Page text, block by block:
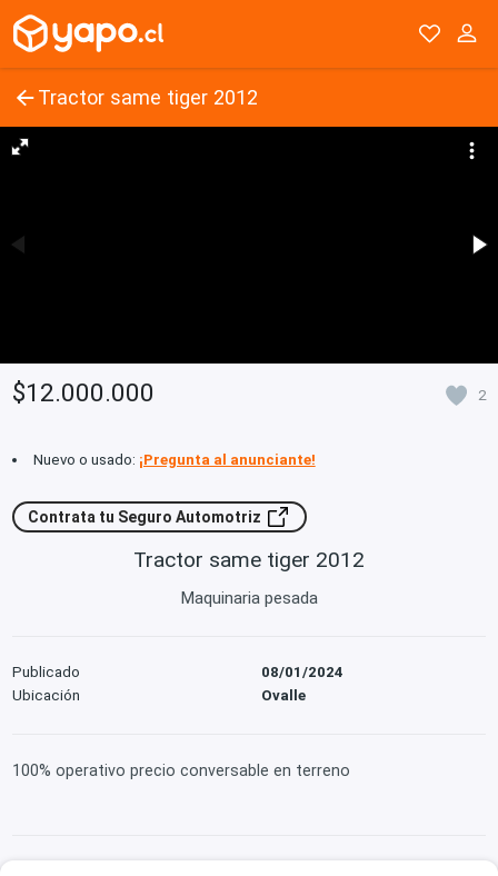
Tractor same tiger 2012
$12.000.000 2
Nuevo o usado: ¡Pregunta al anunciante!
Contrata tu Seguro Automotriz
Tractor same tiger 2012
Maquinaria pesada
Publicado
08/01/2024
Ubicación
Ovalle
100% operativo precio conversable en terreno